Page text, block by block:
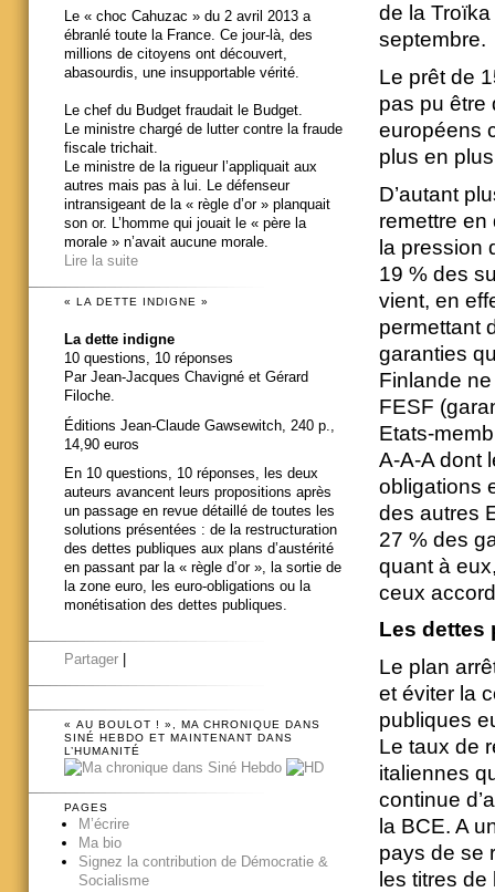
de la
septembre.
Le prêt de
pas pu être
européens
plus en
D’autant
remettre en
la pression
19 % des
vient, en
permettant
garanties
Finlande
FESF
Etats-
A-A-A dont
obligations
des autres
27 % des
quant à
ceux
Les dettes
Le plan
et éviter la
publiques
Le taux de
italiennes
continue
la BCE. A
pays de se
les titres
Le « choc Cahuzac » du 2 avril 2013 a
ébranlé toute la France. Ce jour-là, des
millions de citoyens ont découvert,
abasourdis, une insupportable vérité.
Le chef du Budget fraudait le Budget.
Le ministre chargé de lutter contre la fraude
fiscale trichait.
Le ministre de la rigueur l’appliquait aux
autres mais pas à lui. Le défenseur
intransigeant de la « règle d’or » planquait
son or. L’homme qui jouait le « père la
morale » n’avait aucune morale.
Lire la suite
« LA DETTE INDIGNE »
La dette indigne
10 questions, 10 réponses
Par Jean-Jacques Chavigné et Gérard
Filoche.
Éditions Jean-Claude Gawsewitch, 240 p.,
14,90 euros
En 10 questions, 10 réponses, les deux
auteurs avancent leurs propositions après
un passage en revue détaillé de toutes les
solutions présentées : de la restructuration
des dettes publiques aux plans d’austérité
en passant par la « règle d’or », la sortie de
la zone euro, les euro-obligations ou la
monétisation des dettes publiques.
Partager
« AU BOULOT ! », MA CHRONIQUE DANS
SINÉ HEBDO ET MAINTENANT DANS
L’HUMANITÉ
PAGES
M’écrire
Ma bio
Signez la contribution de Démocratie &
Socialisme